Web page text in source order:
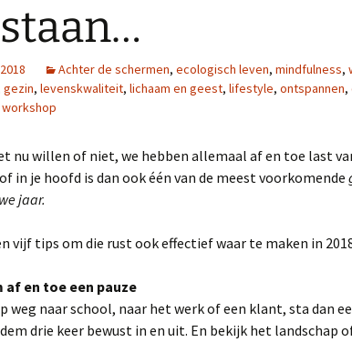
Achter de schermen, ecologisch leven, mindfulness,
gezin, levenskwaliteit, lichaam en geest, lifestyle, ontspannen,
workshop
nu willen of niet, we hebben allemaal af en toe last
in je hoofd is dan ook één van de meest voorkomende
jaar.
vijf tips om die rust ook effectief waar te maken in
af en toe een pauze
weg naar school, naar het werk of een klant, sta dan
drie keer bewust in en uit. En bekijk het landschap